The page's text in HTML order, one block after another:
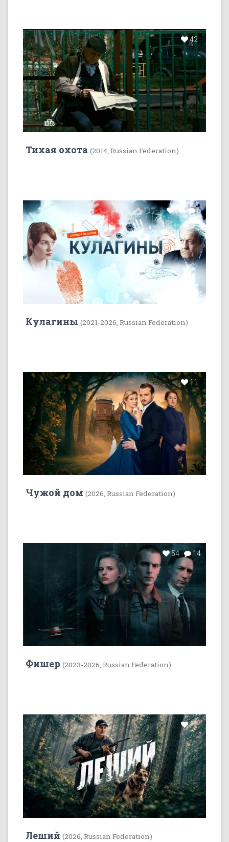
42
Тихая охота (2014, Russian Federation)
22 5
Кулагины (2021-2026, Russian Federation)
11
Чужой дом (2026, Russian Federation)
54 14
Фишер (2023-2026, Russian Federation)
11
Леший (2026, Russian Federation)